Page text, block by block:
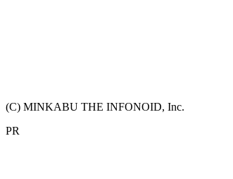
(C) MINKABU THE INFONOID, Inc.
PR